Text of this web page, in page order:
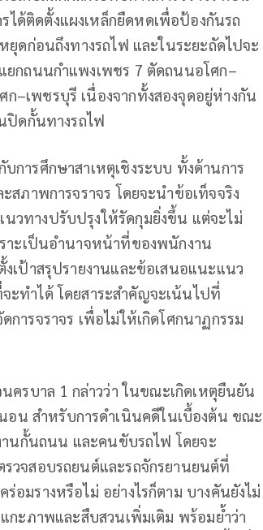
ด้ติดตั้งแผงเหล็กยืดหดเพื่อป้องกันรถ
ยุดก่อนถึงทางรถไฟ และในระยะถัดไปจะ
กถนนกำแพงเพชร 7 ตัดถนนอโศก–
เพชรบุรี เนื่องจากทั้งสองจุดอยู่ห่างกัน
ปิดกั้นทางรถไฟ
การศึกษาสาเหตุเชิงระบบ ทั้งด้านการ
ภาพการจราจร โดยจะนำข้อเท็จจริง
วทางปรับปรุงให้รัดกุมยิ่งขึ้น แต่จะไม่
าะเป็นอำนาจหน้าที่ของพนักงาน
เป้าสรุปรายงานและข้อเสนอแนะแนว
ะทำได้ โดยสาระสำคัญจะเน้นไปที่
ารจราจร เพื่อไม่ให้เกิดโศกนาฏกรรม
รบาล 1 กล่าวว่า ในขณะเกิดเหตุยืนยัน
น สำหรับการดำเนินคดีในเบื้องต้น ขณะ
นกั้นถนน และคนขับรถไฟ โดยจะ
วจสอบรถยนต์และรถจักรยานยนต์ที่
มรางหรือไม่ อย่างไรก็ตาม บางคันยังไม่
กะภาพและสืบสวนเพิ่มเติม พร้อมย้ำว่า